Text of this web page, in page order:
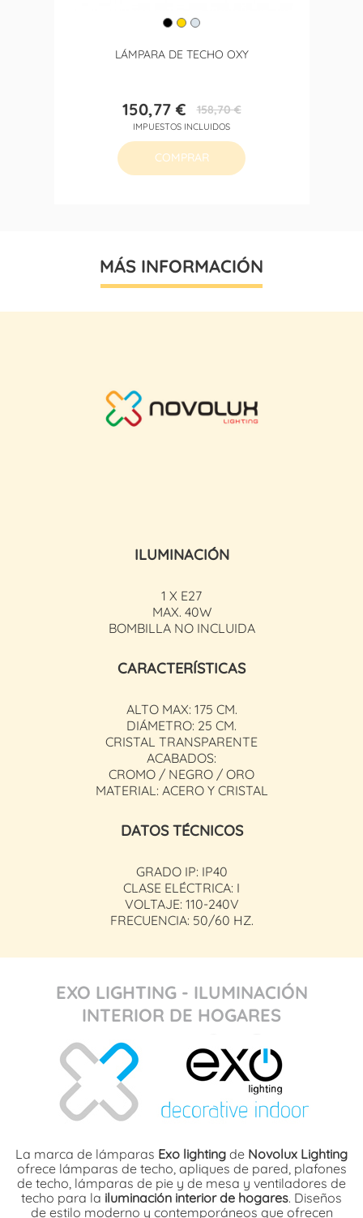
LÁMPARA DE TECHO OXY
Precio
150,77 €Precio
base
158,70 €
IMPUESTOS INCLUIDOS
COMPRAR
MÁS INFORMACIÓN
ILUMINACIÓN
1 X E27
MAX. 40W
BOMBILLA NO INCLUIDA
CARACTERÍSTICAS
ALTO MAX: 175 CM.
DIÁMETRO: 25 CM.
CRISTAL TRANSPARENTE
ACABADOS:
CROMO / NEGRO / ORO
MATERIAL: ACERO Y CRISTAL
DATOS TÉCNICOS
GRADO IP: IP40
CLASE ELÉCTRICA: I
VOLTAJE: 110-240V
FRECUENCIA: 50/60 HZ.
EXO LIGHTING - ILUMINACIÓN
INTERIOR DE HOGARES
La marca de lámparas Exo lighting de Novolux Lighting
ofrece lámparas de techo, apliques de pared, plafones
de techo, lámparas de pie y de mesa y ventiladores de
techo para la iluminación interior de hogares. Diseños
de estilo moderno y contemporáneos que ofrecen